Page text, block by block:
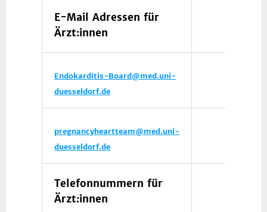
E-Mail Adressen für
Ärzt:innen
Endokarditis-Board@med.uni-
duesseldorf.de
pregnancyheartteam@med.uni-
duesseldorf.de
Telefonnummern für
Ärzt:innen